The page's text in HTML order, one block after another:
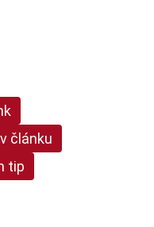
článku
tip